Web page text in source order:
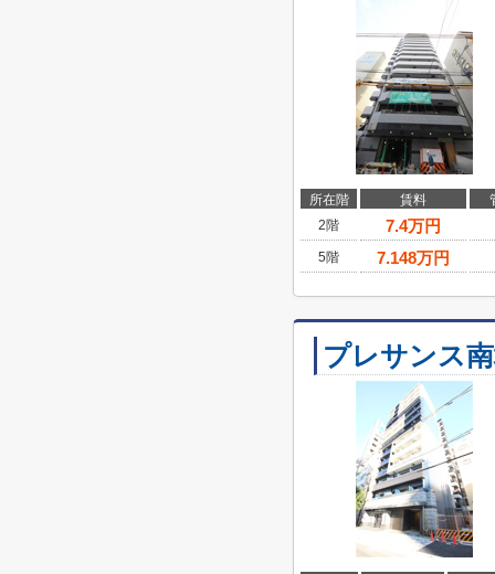
所在階 賃料
2階
7.4万円
5階 7.148万円
プレサンス